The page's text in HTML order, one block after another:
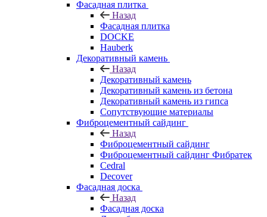
Фасадная плитка
Назад
Фасадная плитка
DOCKE
Hauberk
Декоративный камень
Назад
Декоративный камень
Декоративный камень из бетона
Декоративный камень из гипса
Сопутствующие материалы
Фиброцементный сайдинг
Назад
Фиброцементный сайдинг
Фиброцементный сайдинг Фибратек
Cedral
Decover
Фасадная доска
Назад
Фасадная доска